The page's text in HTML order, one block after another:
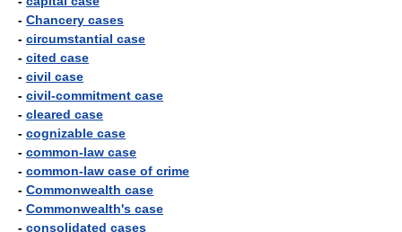
- Chancery cases
- circumstantial case
- cited case
- civil case
- civil-commitment case
- cleared case
- cognizable case
- common-law case
- common-law case of crime
- Commonwealth case
- Commonwealth's case
- consolidated cases